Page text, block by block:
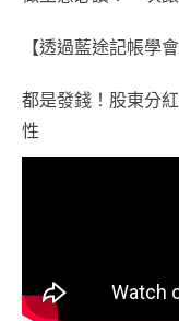
【透過藍途記帳學
都是發錢！股東分
性